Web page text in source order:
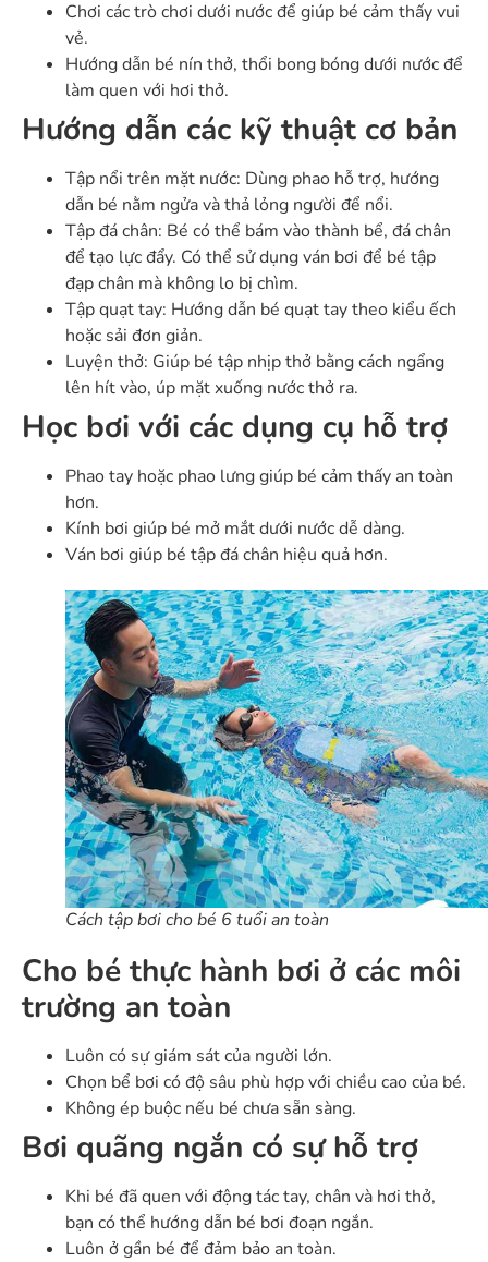
Chơi các trò chơi dưới nước để giúp bé cảm thấy vui
vẻ.
Hướng dẫn bé nín thở, thổi bong bóng dưới nước để
làm quen với hơi thở.
Hướng dẫn các kỹ thuật cơ bản
Tập nổi trên mặt nước: Dùng phao hỗ trợ, hướng
dẫn bé nằm ngửa và thả lỏng người để nổi.
Tập đá chân: Bé có thể bám vào thành bể, đá chân
để tạo lực đẩy. Có thể sử dụng ván bơi để bé tập
đạp chân mà không lo bị chìm.
Tập quạt tay: Hướng dẫn bé quạt tay theo kiểu ếch
hoặc sải đơn giản.
Luyện thở: Giúp bé tập nhịp thở bằng cách ngẩng
lên hít vào, úp mặt xuống nước thở ra.
Học bơi với các dụng cụ hỗ trợ
Phao tay hoặc phao lưng giúp bé cảm thấy an toàn
hơn.
Kính bơi giúp bé mở mắt dưới nước dễ dàng.
Ván bơi giúp bé tập đá chân hiệu quả hơn.
Cách tập bơi cho bé 6 tuổi an toàn
Cho bé thực hành bơi ở các môi
trường an toàn
Luôn có sự giám sát của người lớn.
Chọn bể bơi có độ sâu phù hợp với chiều cao của bé.
Không ép buộc nếu bé chưa sẵn sàng.
Bơi quãng ngắn có sự hỗ trợ
Khi bé đã quen với động tác tay, chân và hơi thở,
bạn có thể hướng dẫn bé bơi đoạn ngắn.
Luôn ở gần bé để đảm bảo an toàn.